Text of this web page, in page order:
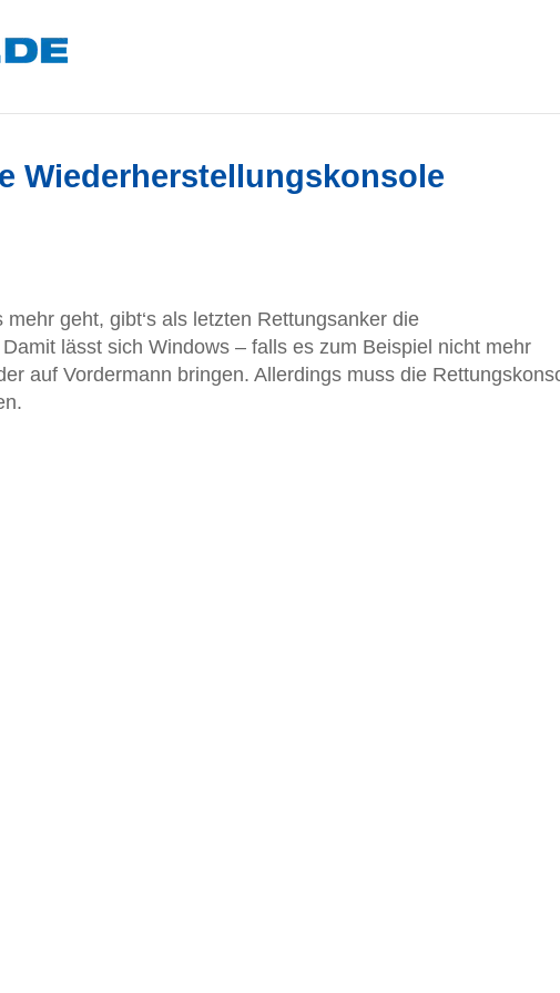
Wiederherstellungskonsole
geht, gibt‘s als letzten Rettungsanker die
lässt sich Windows – falls es zum Beispiel nicht mehr
auf Vordermann bringen. Allerdings muss die